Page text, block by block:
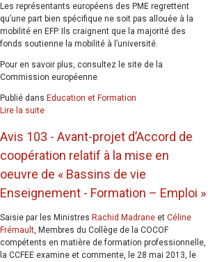
Les représentants européens des PME regrettent
qu’une part bien spécifique ne soit pas allouée à la
mobilité en EFP. Ils craignent que la majorité des
fonds soutienne la mobilité à l’université.
Pour en savoir plus, consultez le site de la
Commission européenne
Publié dans Education et Formation
Lire la suite
Avis 103 - Avant-projet d’Accord de
coopération relatif à la mise en
oeuvre de « Bassins de vie
Enseignement - Formation – Emploi »
Saisie par les Ministres Rachid Madrane et Céline
Frémault, Membres du Collège de la COCOF
compétents en matière de formation professionnelle,
la CCFEE examine et commente, le 28 mai 2013, le